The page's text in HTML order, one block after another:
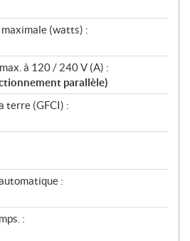
(watts) :
à 120 / 240 V (A) :
parallèle)
terre (GFCI) :
:
: